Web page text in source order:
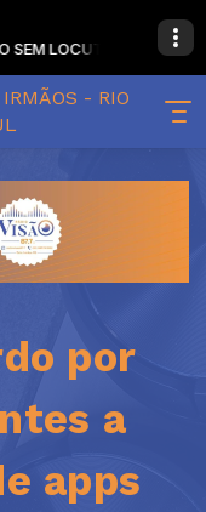
LOCUTOR LOVE
- RIO
por
a
apps